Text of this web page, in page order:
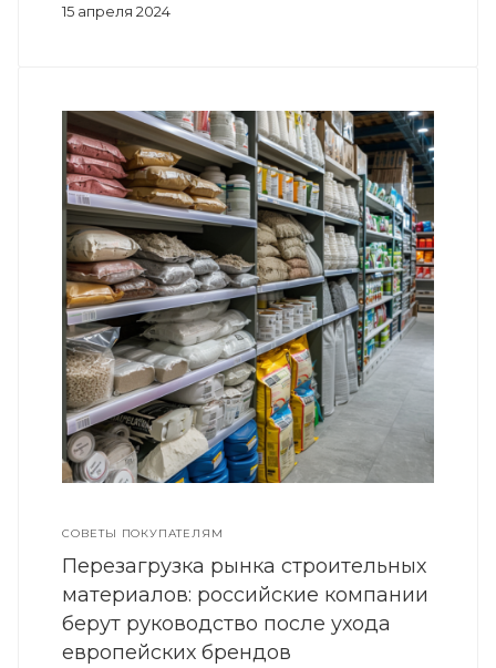
15 апреля 2024
СОВЕТЫ ПОКУПАТЕЛЯМ
Перезагрузка рынка строительных
материалов: российские компании
берут руководство после ухода
европейских брендов